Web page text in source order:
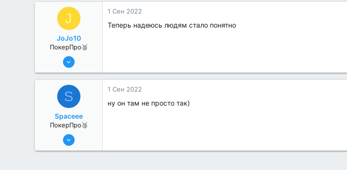
1
J
JoJo10
ПокерПро🥈
13 Июн 2022
3
1 Сен 2022
Теперь надеюсь людям стало понятно
S
Spaceee
ПокерПро🥉
11 Авг 2022
1 Сен 2022
ну он там не просто так)